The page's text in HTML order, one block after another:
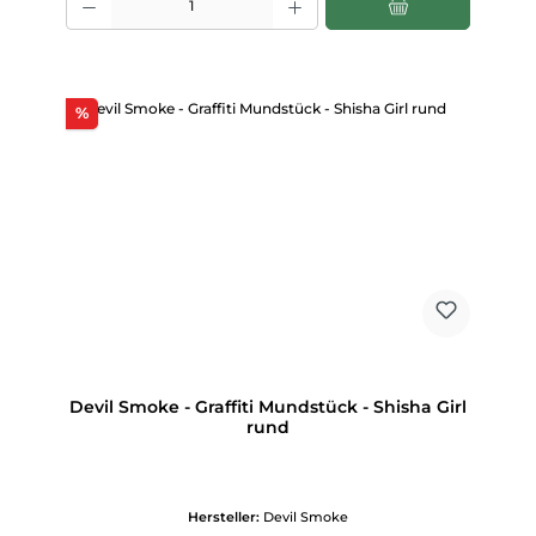
%Rabatt
Devil Smoke - Graffiti Mundstück - Shisha Girl
rund
Hersteller: Devil Smoke